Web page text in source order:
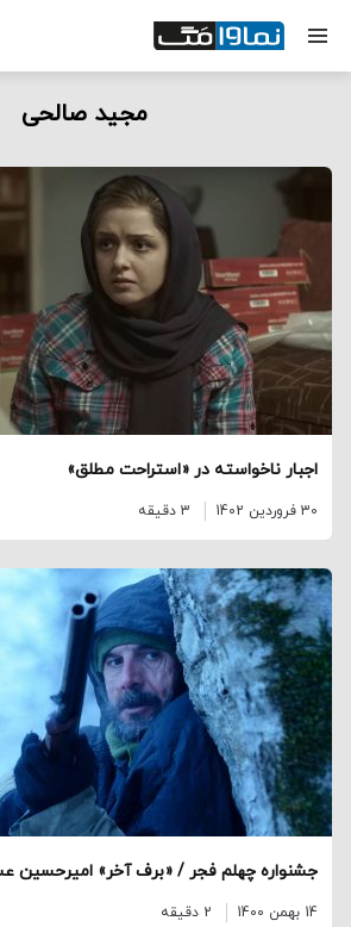
مجید صالحی
اجبار ناخواسته در «استراحت مطلق»
30 فروردین 1402 3 دقیقه
جشنواره چهلم فجر / «برف آخر» امیرحسین
14 بهمن 1400 2 دقیقه